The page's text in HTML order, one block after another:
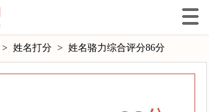
> 姓名打分 > 姓名骆力综合评分86分